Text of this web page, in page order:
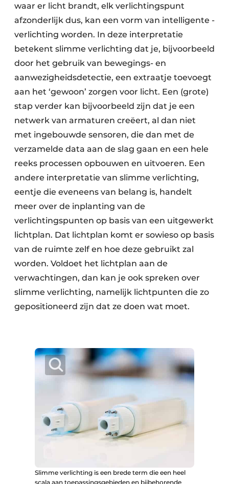
waar er licht brandt, elk verlichtingspunt
afzonderlijk dus, kan een vorm van intelligente ­
ver­lichting worden. In deze interpretatie
betekent slimme verlichting dat je, bijvoorbeeld
door het gebruik van bewegings- en
aanwezigheidsdetectie, een extraatje toevoegt
aan het ‘gewoon’ zorgen voor licht. Een (grote)
stap verder kan bijvoorbeeld zijn dat je een
netwerk van armaturen creëert, al dan niet
met ingebouwde sensoren, die dan met de
verzamelde data aan de slag gaan en een hele
reeks processen opbouwen en uitvoeren. Een
andere interpretatie van slimme verlichting,
eentje die eveneens van belang is, handelt
meer over de inplanting van de
verlichtingspunten op basis van een uitgewerkt
lichtplan. Dat lichtplan komt er sowieso op basis
van de ruimte zelf en hoe deze gebruikt zal
worden. Voldoet het lichtplan aan de
verwachtingen, dan kan je ook spreken over
slimme verlichting, namelijk lichtpunten die zo
gepositioneerd zijn dat ze doen wat moet.
Slimme verlichting is een brede term die een heel
scala aan toepassingsgebieden en bijbehorende